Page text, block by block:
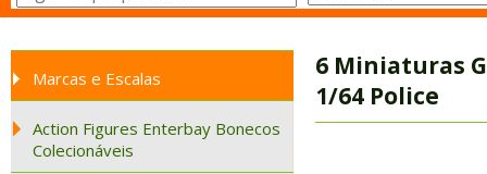
Marcas e Escalas
Action Figures Enterbay Bonecos
Colecionáveis
6 Miniaturas
1/64 Police